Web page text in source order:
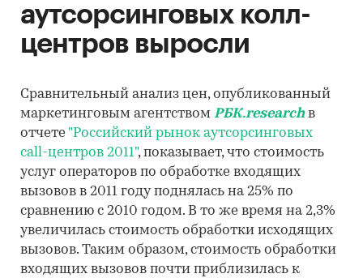
аутсорсинговых колл-
центров выросли
Сравнительный анализ цен, опубликованный
маркетинговым агентством РБК.researchв
отчете "Российский рынок аутсорсинговых
call-центров 2011", показывает, что стоимость
услуг операторов по обработке входящих
вызовов в 2011 году поднялась на 25% по
сравнению с 2010 годом. В то же время на 2,3%
увеличилась стоимость обработки исходящих
вызовов. Таким образом, стоимость обработки
входящих вызовов почти приблизилась к